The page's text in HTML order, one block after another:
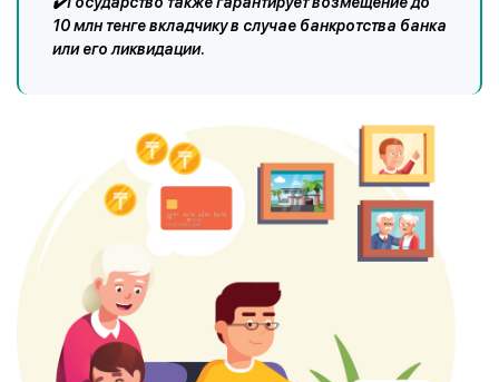
10 млн тенге вкладчику в случае банкротства банка
или его ликвидации.